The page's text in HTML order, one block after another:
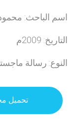
اسم الباحث:
التاريخ: 2009م
النوع: رسالة
تحميل